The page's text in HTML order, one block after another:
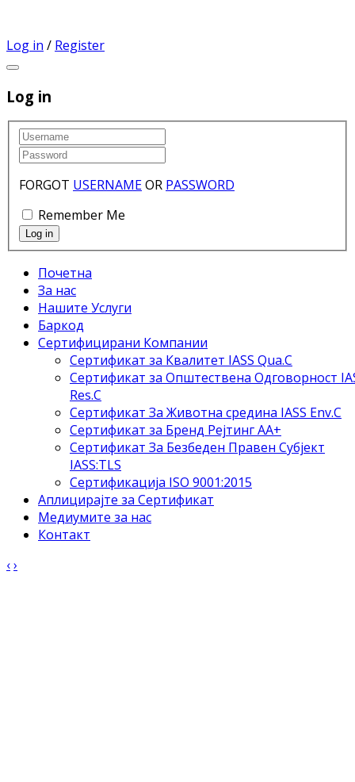
Log in / Register
Log in
FORGOT USERNAMEOR PASSWORD
Remember Me
Почетна
За нас
Нашите Услуги
Баркод
Сертифицирани Компании
Сертификат за Квалитет IASS Qua.C
Сертификат за Општествена Одговорност
Res.C
Сертификат За Животна средина IASS Env.C
Сертификат за Бренд Рејтинг АА+
Сертификат За Безбеден Правен Субјект
IASS:TLS
Сертификација ISO 9001:2015
Аплицирајте за Сертификат
Медиумите за нас
Контакт
‹›